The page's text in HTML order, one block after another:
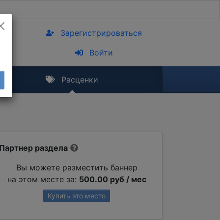
Зарегистрироваться
Войти
Расценки
Партнер раздела
Вы можете разместить баннер
на этом месте за: 500.00 руб / мес
Купить это место